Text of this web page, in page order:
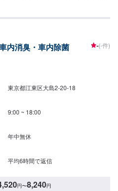
00分までとなっています。常時1～2名
内消臭・車内除菌 -(-件)
東京都江東区大島2-20-18
9:00 ~ 18:00
年中無休
平均6時間で返信
円〜8,240円